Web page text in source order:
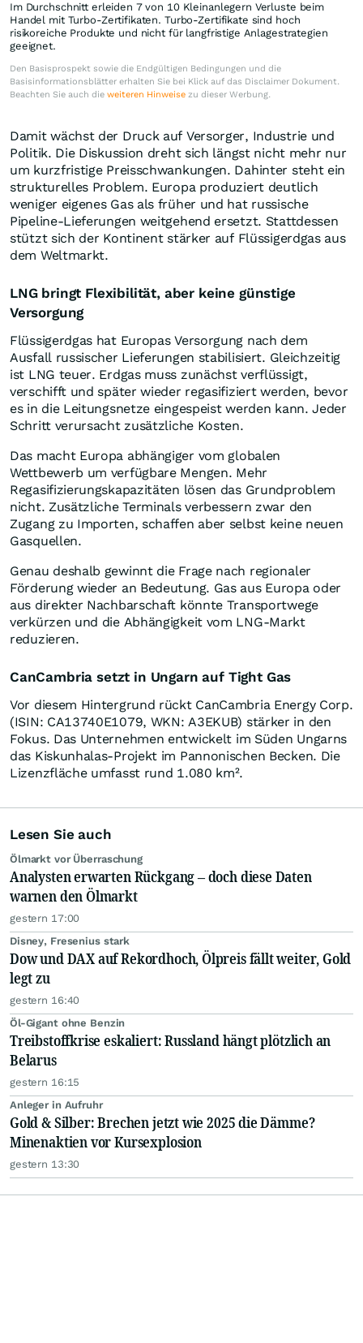
Im Durchschnitt erleiden 7 von 10 Kleinanlegern Verluste beim
Handel mit Turbo-Zertifikaten. Turbo-Zertifikate sind hoch
risikoreiche Produkte und nicht für langfristige Anlagestrategien
geeignet.
Den Basisprospekt sowie die Endgültigen Bedingungen und die
Basisinformationsblätter erhalten Sie bei Klick auf das Disclaimer Dokument.
Beachten Sie auch die weiteren Hinweise zu dieser Werbung.
Damit wächst der Druck auf Versorger, Industrie und
Politik. Die Diskussion dreht sich längst nicht mehr nur
um kurzfristige Preisschwankungen. Dahinter steht ein
strukturelles Problem. Europa produziert deutlich
weniger eigenes Gas als früher und hat russische
Pipeline-Lieferungen weitgehend ersetzt. Stattdessen
stützt sich der Kontinent stärker auf Flüssigerdgas aus
dem Weltmarkt.
LNG bringt Flexibilität, aber keine günstige
Versorgung
Flüssigerdgas hat Europas Versorgung nach dem
Ausfall russischer Lieferungen stabilisiert. Gleichzeitig
ist LNG teuer. Erdgas muss zunächst verflüssigt,
verschifft und später wieder regasifiziert werden, bevor
es in die Leitungsnetze eingespeist werden kann. Jeder
Schritt verursacht zusätzliche Kosten.
Das macht Europa abhängiger vom globalen
Wettbewerb um verfügbare Mengen. Mehr
Regasifizierungskapazitäten lösen das Grundproblem
nicht. Zusätzliche Terminals verbessern zwar den
Zugang zu Importen, schaffen aber selbst keine neuen
Gasquellen.
Genau deshalb gewinnt die Frage nach regionaler
Förderung wieder an Bedeutung. Gas aus Europa oder
aus direkter Nachbarschaft könnte Transportwege
verkürzen und die Abhängigkeit vom LNG-Markt
reduzieren.
CanCambria setzt in Ungarn auf Tight Gas
Vor diesem Hintergrund rückt CanCambria Energy Corp.
(ISIN: CA13740E1079, WKN: A3EKUB) stärker in den
Fokus. Das Unternehmen entwickelt im Süden Ungarns
das Kiskunhalas-Projekt im Pannonischen Becken. Die
Lizenzfläche umfasst rund 1.080 km².
Lesen Sie auch
Ölmarkt vor Überraschung
Analysten erwarten Rückgang – doch diese Daten
warnen den Ölmarkt
gestern 17:00
Disney, Fresenius stark
Dow und DAX auf Rekordhoch, Ölpreis fällt weiter, Gold
legt zu
gestern 16:40
Öl-Gigant ohne Benzin
Treibstoffkrise eskaliert: Russland hängt plötzlich an
Belarus
gestern 16:15
Anleger in Aufruhr
Gold & Silber: Brechen jetzt wie 2025 die Dämme?
Minenaktien vor Kursexplosion
gestern 13:30